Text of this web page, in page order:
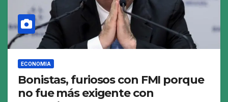
ECONOMIA
Bonistas, furiosos con FMI porque
no fue más exigente con